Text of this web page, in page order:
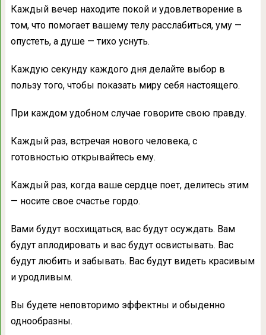
Каждый вечер находите покой и удовлетворение в
том, что помогает вашему телу расслабиться, уму —
опустеть, а душе — тихо уснуть.
Каждую секунду каждого дня делайте выбор в
пользу того, чтобы показать миру себя настоящего.
При каждом удобном случае говорите свою правду.
Каждый раз, встречая нового человека, с
готовностьюоткрывайтесь ему.
Каждый раз, когда ваше сердце поет, делитесь этим
— носите свое счастье гордо.
Вами будут восхищаться, вас будут осуждать. Вам
будут аплодировать и вас будут освистывать. Вас
будут любить и забывать. Вас будут видеть красивым
и уродливым.
Вы будете неповторимо эффектны и обыденно
однообразны.